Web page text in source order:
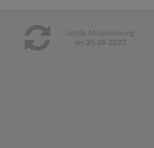
Letzte Aktualisierung
am 25.09.2023